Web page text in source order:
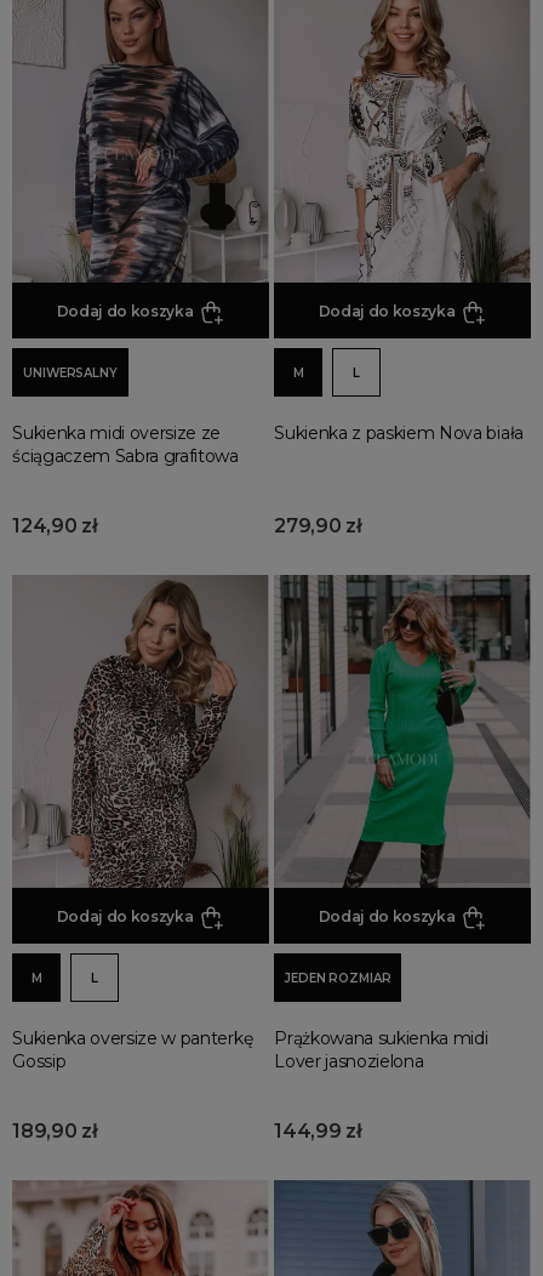
Dodaj do koszyka
UNIWERSALNY
Sukienka midi oversize ze
ściągaczem Sabra grafitowa
124,90 zł
Dodaj do koszyka
M L
Sukienka z paskiem Nova biała
279,90 zł
Dodaj do koszyka
M L
Sukienka oversize w panterkę
Gossip
189,90 zł
Dodaj do koszyka
JEDEN ROZMIAR
Prążkowana sukienka midi
Lover jasnozielona
144,99 zł